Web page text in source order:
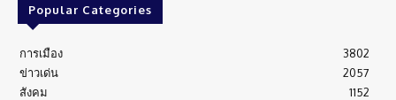
Popular Categories
การเมือง
3802
ข่าวเด่น
2057
สังคม
1152